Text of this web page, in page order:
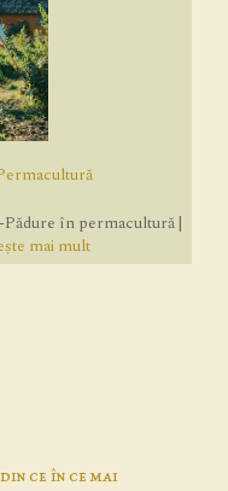
în permacultură |
mai mult
ce în ce mai